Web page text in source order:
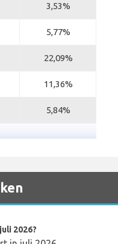
3,53%
5,77%
22,09%
11,36%
5,84%
2026?